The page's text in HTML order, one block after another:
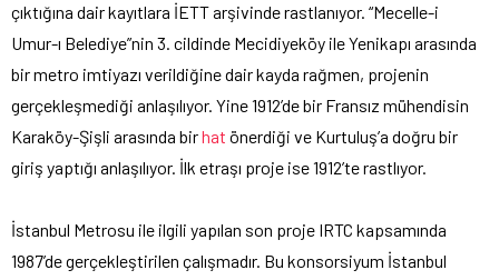
çıktığına dair kayıtlara İETT arşivinde rastlanıyor. “Mecelle-i
Umur-ı Belediye”nin 3. cildinde Mecidiyeköy ile Yenikapı arasında
bir metro imtiyazı verildiğine dair kayda rağmen, projenin
gerçekleşmediği anlaşılıyor. Yine 1912’de bir Fransız mühendisin
Karaköy-Şişli arasında birhat önerdiği ve Kurtuluş’a doğru bir
giriş yaptığı anlaşılıyor. İlk etraşı proje ise 1912’te rastlıyor.
İstanbul Metrosu ile ilgili yapılan son proje IRTC kapsamında
1987’de gerçekleştirilen çalışmadır. Bu konsorsiyum İstanbul